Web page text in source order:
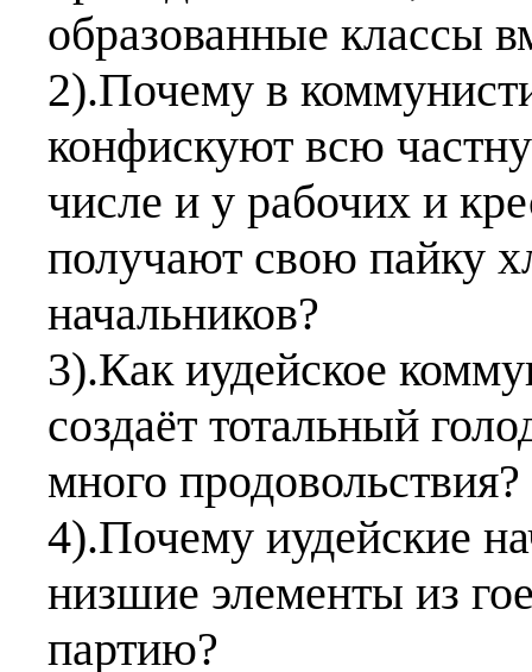
образованные классы
2).Почему в
конфискуют всю
числе и у рабочих и
получают свою пайку
начальников?
3).Как иудейское
создаёт тотальный
много продовольствия?
4).Почему иудейские
низшие элементы из
партию?